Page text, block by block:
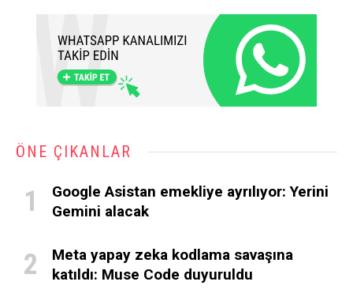
ÖNE ÇIKANLAR
Google Asistan emekliye ayrılıyor: Yerini
Gemini alacak
Meta yapay zeka kodlama savaşına
katıldı: Muse Code duyuruldu